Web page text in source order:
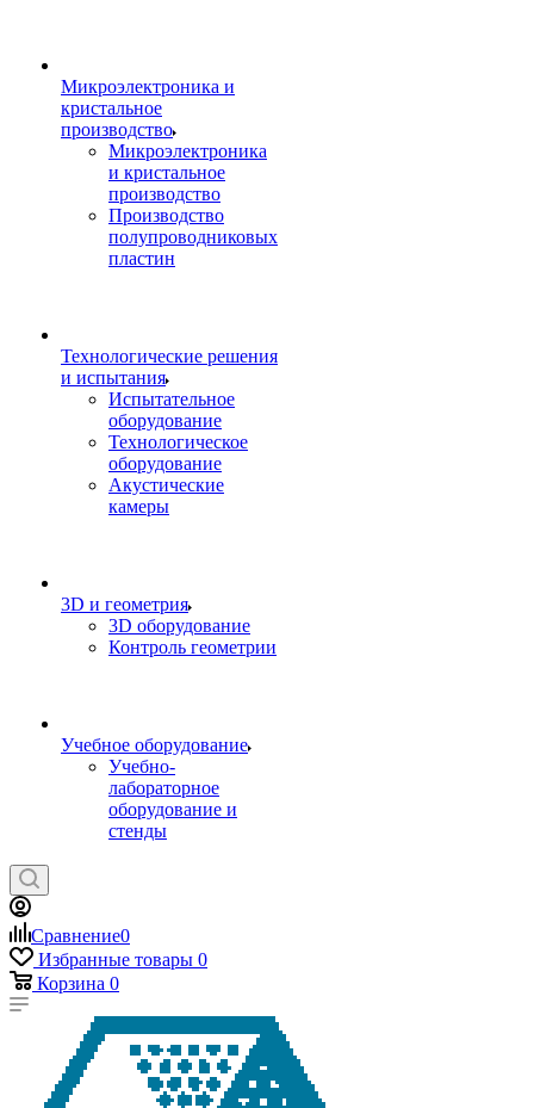
Микроэлектроника и
кристальное
производство
Микроэлектроника
и кристальное
производство
Производство
полупроводниковых
пластин
Технологические решения
и испытания
Испытательное
оборудование
Технологическое
оборудование
Акустические
камеры
3D и геометрия
3D оборудование
Контроль геометрии
Учебное оборудование
Учебно-
лабораторное
оборудование и
стенды
Сравнение0
Избранные товары 0
Корзина 0